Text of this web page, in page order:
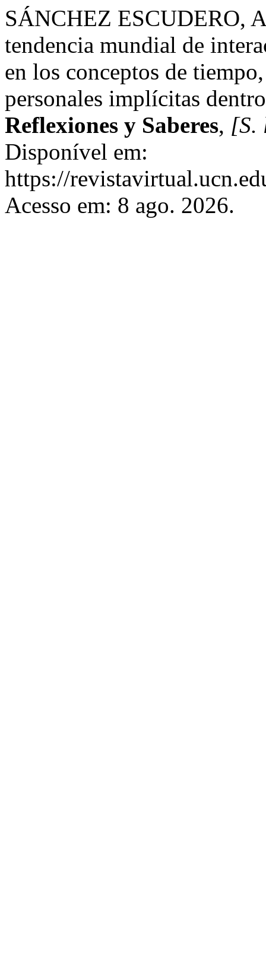
SÁNCHEZ ESCUDERO,
tendencia mundial de
en los conceptos de
personales implícitas
Reflexiones y Saberes, [S.
Disponível em:
https://
Acesso em: 8 ago. 2026.